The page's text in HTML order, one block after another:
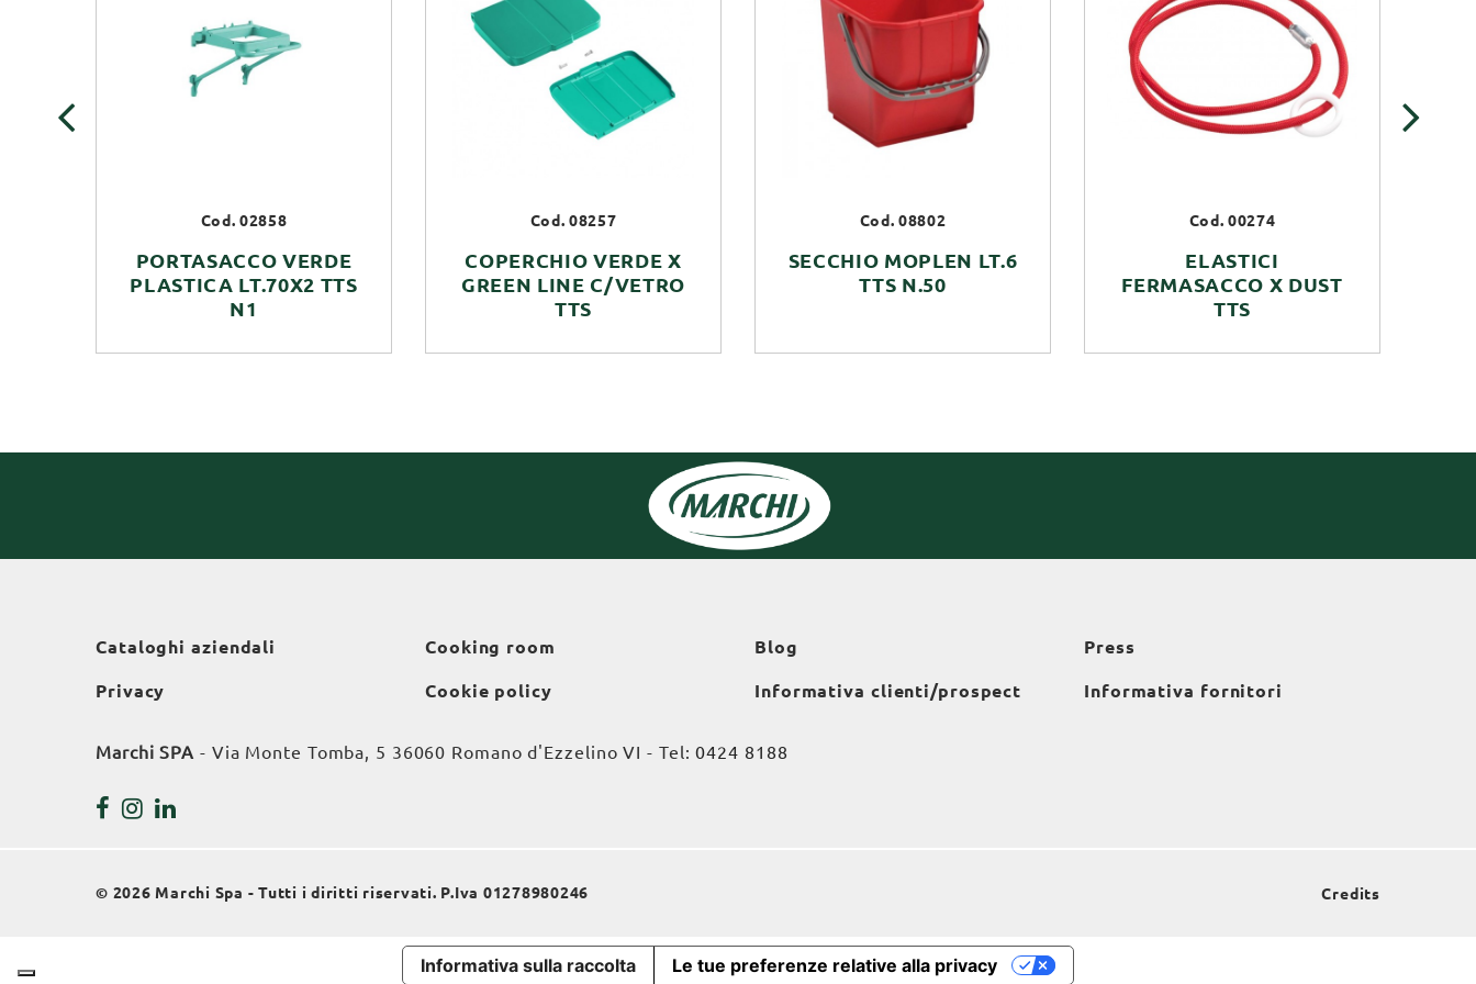
Cod. 02858
PORTASACCO VERDE
PLASTICA LT.70X2 TTS
N1
Cod. 08257
COPERCHIO VERDE X
GREEN LINE C/VETRO
TTS
Cod. 08802
SECCHIO MOPLEN LT.6
TTS N.50
Cod. 00274
ELASTICI
FERMASACCO X DUST
TTS
Cataloghi aziendali
Privacy
Cooking room
Cookie policy
Blog
Informativa clienti/prospect
Press
Informativa fornitori
Marchi SPA - Via Monte Tomba, 5 36060 Romano d'Ezzelino VI - Tel:0424 8188
© 2026 Marchi Spa - Tutti i diritti riservati. P.Iva 01278980246 Credits
Informativa sulla raccolta Le tue preferenze relative alla privacy